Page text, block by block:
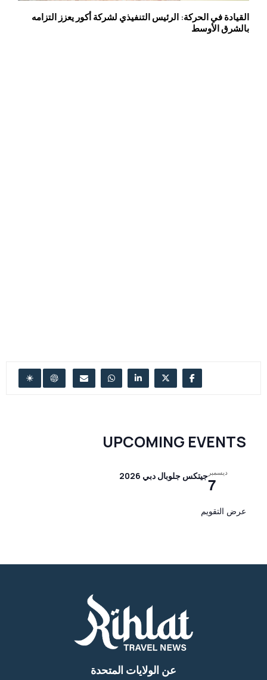
القيادة في الحركة: الرئيس التنفيذي لشركة أكور يعزز التزامه
بالشرق الأوسط
UPCOMING EVENTS
ديسمبر
7جيتكس جلوبال دبي 2026
عرض التقويم
عن الولايات المتحدة